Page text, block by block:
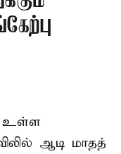
உள்ள
ஆடி மாதத்